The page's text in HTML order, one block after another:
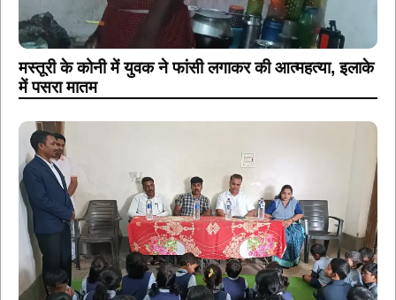
मस्तूरी के कोनी में युवक ने फांसी लगाकर की आत्महत्या, इलाके
में पसरा मातम